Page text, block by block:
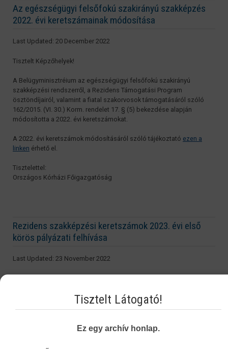
Az egészségügyi felsőfokú szakirányú szakképzés
2022. évi keretszámainak módosítása
Last Updated: 20 December 2022
Tisztelt Képzőhelyek!
A Belügyminisztréium az egészségügyi felsőfokú szakirányú
szakképzési rendszerről, a Rezidens Támogatási Program
ösztöndíjairól, valamint a fiatal szakorvosok támogatásáról szóló
162/2015. (VI. 30.) Korm. rendelet 17. § (5) bekezdése alapján
módosította a 2022. évi keretszámokat.
A 2022. évi keretszámok módosításáról szóló tájékoztató ezen a
linken érhető el.
Tisztelettel:
Országos Kórházi Főigazgatóság
Rezidens szakképzési keretszámok 2023. évi első
körös pályázati felhívása
Last Updated: 23 November 2022
Tájékoztatjuk Önöket, hogy az Országos Kórházi Főigazgatóság a
mai napon az egészségügyi felsőfokú szakirányú szakképzési
a fiatal szakorvosok támogatásáról szóló 162/2015. (VI. 30.) Korm.
Tisztelt Látogató!
Ez egy archív honlap.